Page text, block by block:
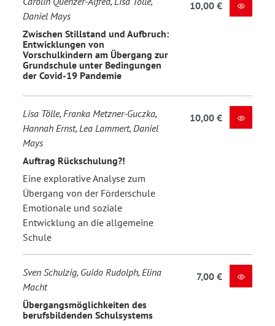
Daniel Mays
Zwischen Stillstand und Aufbruch:
Entwicklungen von
Vorschulkindern am Übergang zur
Grundschule unter Bedingungen
der Covid-19 Pandemie
10,00 €
Lisa Tölle, Franka Metzner-Guczka,
Hannah Ernst, Lea Lammert, Daniel
Mays
Auftrag Rückschulung?!
Eine explorative Analyse zum
Übergang von der Förderschule
Emotionale und soziale
Entwicklung an die allgemeine
Schule
10,00 €
Sven Schulzig, Guido Rudolph, Elina
Macht
Übergangsmöglichkeiten des
berufsbildenden Schulsystems
7,00 €